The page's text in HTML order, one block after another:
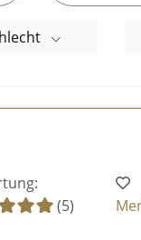
(5)